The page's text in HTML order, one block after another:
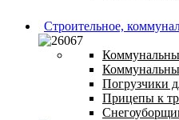
Строительное,
Погрузчики
Прицепы к